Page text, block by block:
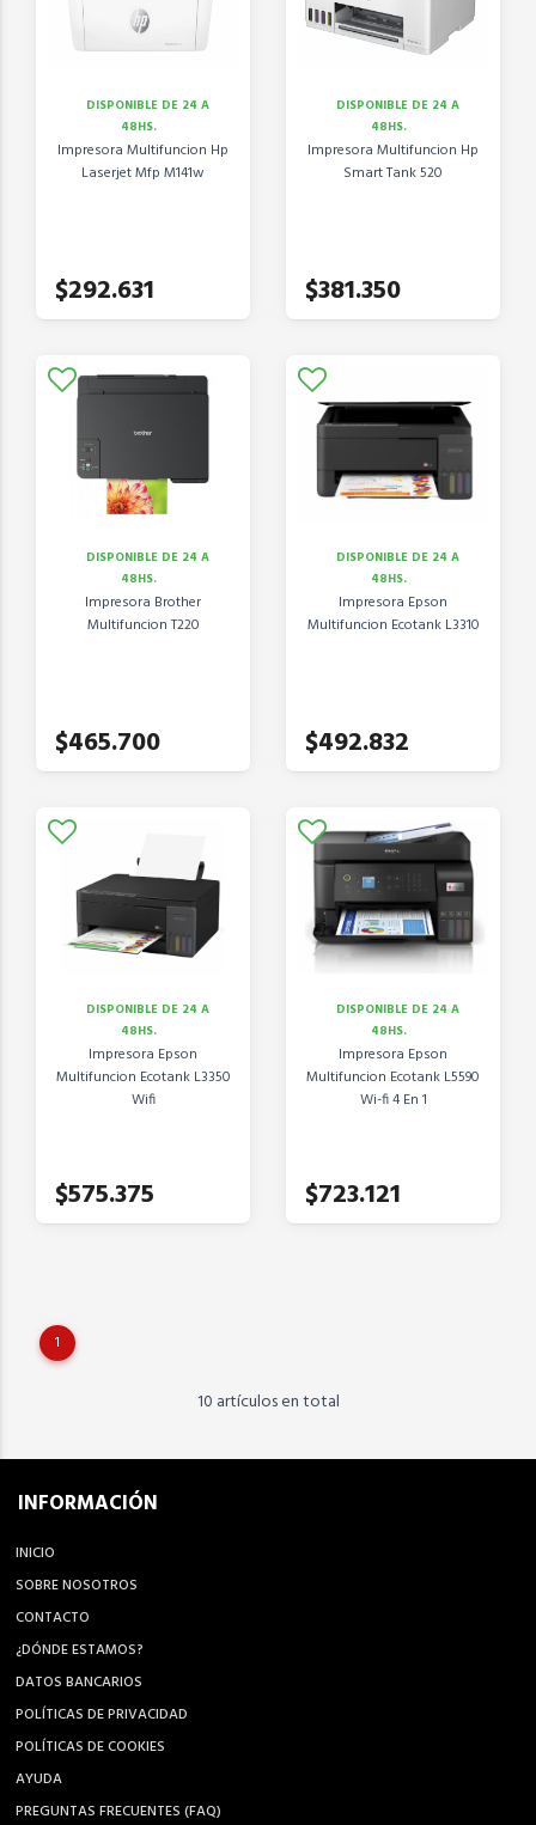
DISPONIBLE DE 24 A
48HS.
Impresora Multifuncion Hp
Laserjet Mfp M141w
$292.631
DISPONIBLE DE 24 A
48HS.
Impresora Multifuncion Hp
Smart Tank 520
$381.350
DISPONIBLE DE 24 A
48HS.
Impresora Brother
Multifuncion T220
$465.700
DISPONIBLE DE 24 A
48HS.
Impresora Epson
Multifuncion Ecotank L3310
$492.832
DISPONIBLE DE 24 A
48HS.
Impresora Epson
Multifuncion Ecotank L3350
Wifi
$575.375
DISPONIBLE DE 24 A
48HS.
Impresora Epson
Multifuncion Ecotank L5590
Wi-fi 4 En 1
$723.121
1
10 artículos en total
INFORMACIÓN
INICIO
SOBRE NOSOTROS
CONTACTO
¿DÓNDE ESTAMOS?
DATOS BANCARIOS
POLÍTICAS DE PRIVACIDAD
POLÍTICAS DE COOKIES
AYUDA
PREGUNTAS FRECUENTES (FAQ)